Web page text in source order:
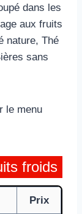
dans les
aux fruits
nature, Thé
sans
le menu
froids
Prix